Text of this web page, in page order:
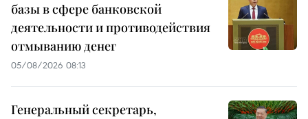
базы в сфере банковской
деятельности и противодействия
отмыванию денег
05/08/2026 08:13
Генеральный секретарь,